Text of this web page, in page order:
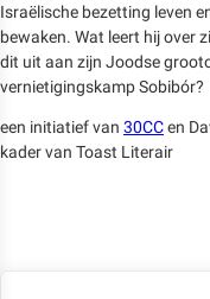
Israëlische bezetting leven
bewaken. Wat leert hij over
dit uit aan zijn Joodse
vernietigingskamp Sobibór?
een initiatief van 30CCen
kader van Toast Literair